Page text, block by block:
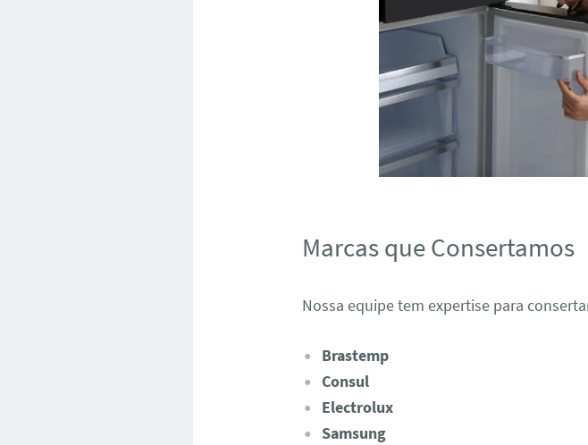
Marcas que Consertamos
Nossa equipe tem expertise para
Brastemp
Consul
Electrolux
Samsung